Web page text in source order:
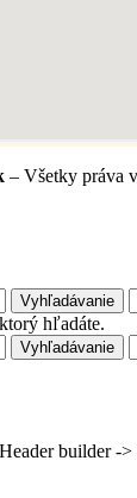
– Všetky práva
Vyhľadávanie
hľadáte.
Vyhľadávanie
builder